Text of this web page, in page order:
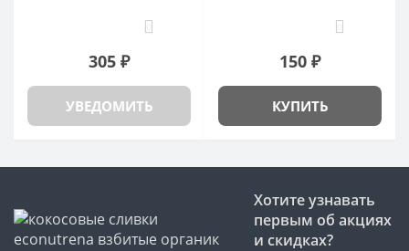
305 ₽
УВЕДОМИТЬ
150 ₽
КУПИТЬ
Хотите узнавать
первым об акциях
и скидках?